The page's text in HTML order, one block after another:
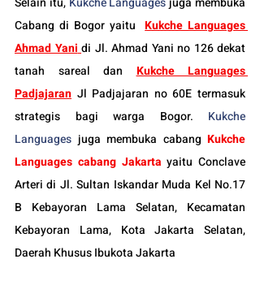
Cabang di Bogor yaitu Kukche Languages
Ahmad Yani di Jl. Ahmad Yani no 126 dekat
tanah sareal dan Kukche Languages
Padjajaran Jl Padjajaran no 60E termasuk
strategis bagi warga Bogor. Kukche
Languages juga membuka cabang Kukche
Languages cabang Jakarta yaitu Conclave
Arteri di Jl. Sultan Iskandar Muda Kel No.17
B Kebayoran Lama Selatan, Kecamatan
Kebayoran Lama, Kota Jakarta Selatan,
Daerah Khusus Ibukota Jakarta